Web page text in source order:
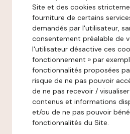
Site et des cookies
fourniture de certains
demandés par l'utilisateur,
consentement préalable de
l'utilisateur désactive ces
fonctionnement » par
fonctionnalités proposées
risque de ne pas pouvoir
de ne pas recevoir /
contenus et informations
et/ou de ne pas pouvoir
fonctionnalités du Site.